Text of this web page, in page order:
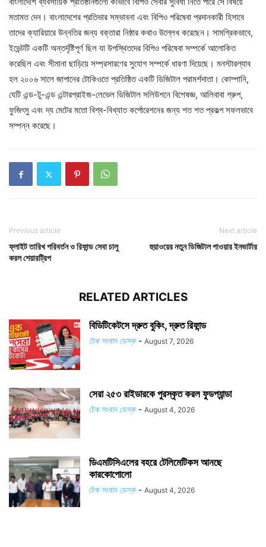
মতামত দেন। বাংলাদেশের প্রতিভার সম্ভাবনা এবং বিপিও পরিষেবা প্রদানকারী হিসাবে
তাদের ক্যারিয়ারে উন্নতির জন্য বক্তারা নিষ্ঠার কথাও উল্লেখ করেছেন। সামগ্রিকভাবে,
ইভেন্টটি একটি অন্তর্দৃষ্টিপূর্ণ ছিল যা উপস্থিতদের বিপিও পরিষেবা সম্পর্কে আলোকিত
করেছিল এবং সীমানা ছাড়িয়ে সম্প্রসারণের সুযোগ সম্পর্কে ধারণা দিয়েছে। মনস্টারল্যাব
হল ২০০৬ সালে জাপানের টোকিওতে প্রতিষ্ঠিত একটি ডিজিটাল পরামর্শদাতা। কোম্পানি,
যেটি এন্ড-টু-এন্ড এন্টারপ্রাইজ-লেভেল ডিজিটাল সলিউশনে বিশেষজ্ঞ, আলিবাবা গ্রুপ,
ফুজিৎসু এবং দ্য মেটের মতো বিশ্ব-বিখ্যাত কর্পোরেশনের জন্য শত শত প্রকল্প সফলভাবে
সম্পন্ন করেছে।
Previous article
ফ্লাইট তারিখ পরিবর্তন ও রিফান্ড সেবা চালু
করল শেয়ারট্রিপ
Next article
হুয়াওয়ের নতুন ডিজিটাল পাওয়ার ইনভার্টার
RELATED ARTICLES
বিডিটিকেটসে দ্রুত বুকিং, দ্রুত রিফান্ড
টেক সংবাদ ডেস্ক - August 7, 2026
সেরা ২৫৩ রাইডারকে পুরস্কৃত করল ফুডপ্যান্ডা
টেক সংবাদ ডেস্ক - August 4, 2026
ডিএমটিসিএলের বহরে টেলিমেটিকস আনছে
কারকোপোলো
টেক সংবাদ ডেস্ক - August 4, 2026